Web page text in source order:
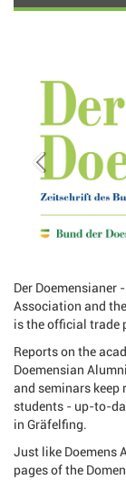
Der Doemensianer
Association and
is the official trade
Reports on the
Doemensian
and seminars keep
students - up-to-
in Gräfelfing.
Just like Doemens
pages of the